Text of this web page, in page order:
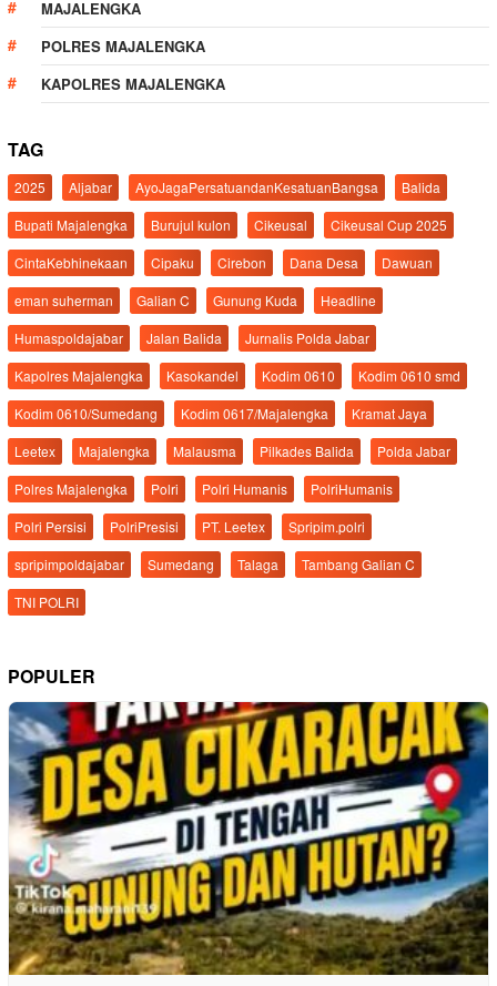
MAJALENGKA
POLRES MAJALENGKA
KAPOLRES MAJALENGKA
TAG
2025 Aljabar AyoJagaPersatuandanKesatuanBangsa
Balida
Bupati Majalengka
Burujul kulon Cikeusal
Cikeusal Cup 2025
CintaKebhinekaan
Cipaku Cirebon Dana Desa
Dawuan
eman suherman
Galian C Gunung Kuda
Headline
Humaspoldajabar
Jalan Balida
Jurnalis Polda Jabar
Kapolres Majalengka
Kasokandel Kodim 0610
Kodim 0610 smd
Kodim 0610/Sumedang
Kodim 0617/Majalengka
Kramat Jaya
Leetex
Majalengka Malausma Pilkades Balida
Polda Jabar
Polres Majalengka
Polri Polri Humanis
PolriHumanis
Polri Persisi
PolriPresisi PT. Leetex
Spripim.polri
spripimpoldajabar
Sumedang Talaga
Tambang Galian C
TNI POLRI
POPULER